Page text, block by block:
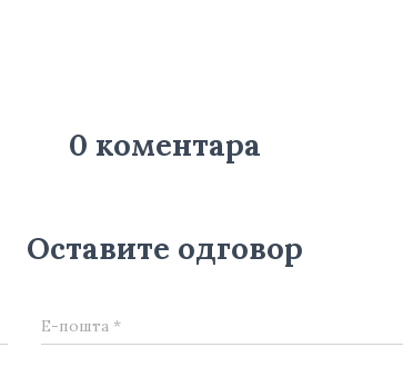
0 коментара
Оставите одговор
Е-пошта *